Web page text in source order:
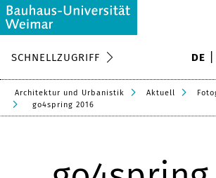
SCHNELLZUGRIFF DE
Architektur und Urbanistik Aktuell
go4spring 2016